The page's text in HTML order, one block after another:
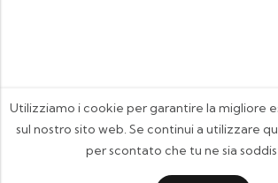
Utilizziamo i cookie per garantire la migliore
sul nostro sito web. Se continui a utilizzare
per scontato che tu ne sia